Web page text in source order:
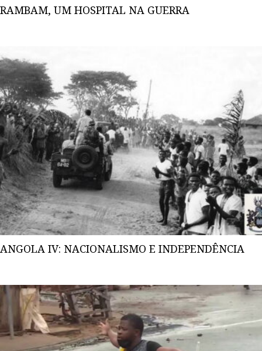
RAMBAM, UM HOSPITAL NA GUERRA
ANGOLA IV: NACIONALISMO E INDEPENDÊNCIA